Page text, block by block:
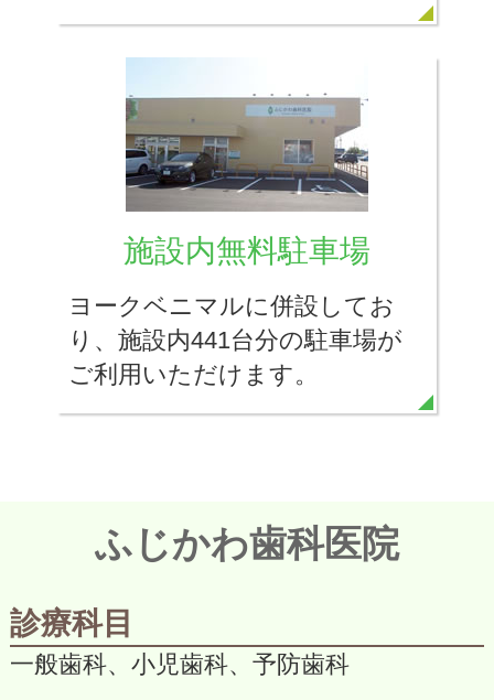
施設内無料駐車場
ヨークベニマルに併設してお
り、施設内441台分の駐車場が
ご利用いただけます。
ふじかわ歯科医院
診療科目
一般歯科、小児歯科、予防歯科